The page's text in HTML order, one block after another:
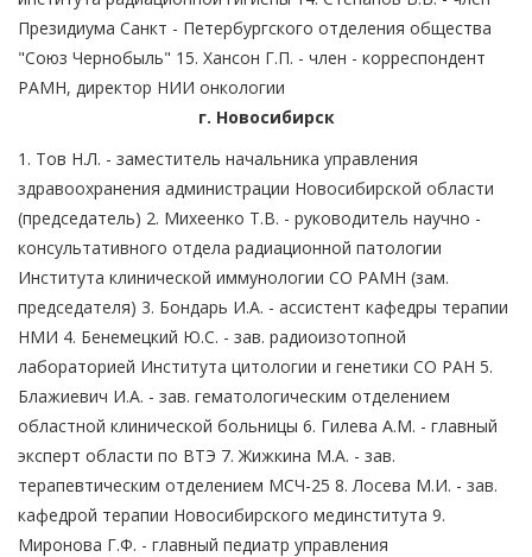
Президиума Санкт - Петербургского отделения общества
"Союз Чернобыль" 15. Хансон Г.П. - член - корреспондент
РАМН, директор НИИ онкологии
г. Новосибирск
1. Тов Н.Л. - заместитель начальника управления
здравоохранения администрации Новосибирской области
(председатель) 2. Михеенко Т.В. - руководитель научно -
консультативного отдела радиационной патологии
Института клинической иммунологии СО РАМН (зам.
председателя) 3. Бондарь И.А. - ассистент кафедры терапии
НМИ 4. Бенемецкий Ю.С. - зав. радиоизотопной
лабораторией Института цитологии и генетики СО РАН 5.
Блажиевич И.А. - зав. гематологическим отделением
областной клинической больницы 6. Гилева А.М. - главный
эксперт области по ВТЭ 7. Жижкина М.А. - зав.
терапевтическим отделением МСЧ-25 8. Лосева М.И. - зав.
кафедрой терапии Новосибирского мединститута 9.
Миронова Г.Ф. - главный педиатр управления